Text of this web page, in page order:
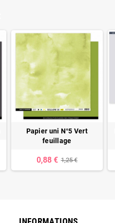
Papier uni N°5 Vert
feuillage
0,88 € 1,25 €